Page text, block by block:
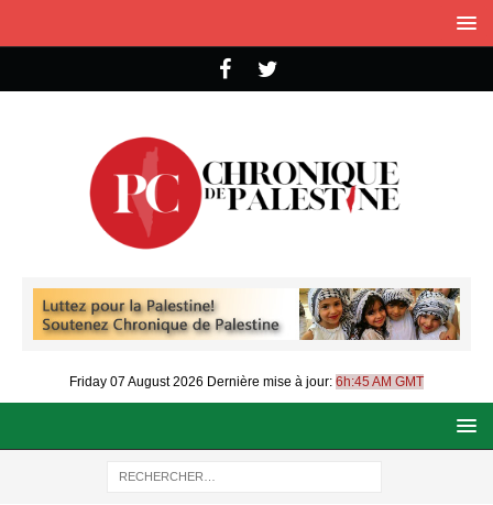
Friday 07 August 2026 Dernière mise à jour: 6h:45 AM GMT